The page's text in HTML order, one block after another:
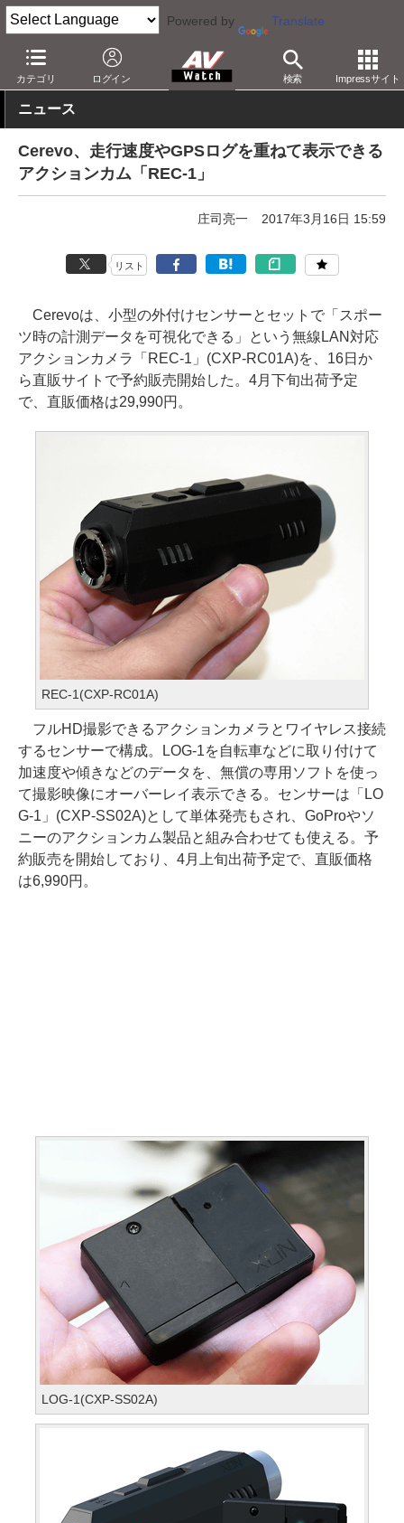
Powered by Translate
カテゴリ ログイン 検索 Impressサイト
AV Watch 製品 アクションカム
ニュース
Cerevo、走行速度やGPSログを重ねて表示できる
アクションカム「REC-1」
庄司亮一 2017年3月16日 15:59
リスト
Cerevoは、小型の外付けセンサーとセットで「スポー
ツ時の計測データを可視化できる」という無線LAN対応
アクションカメラ「REC-1」(CXP-RC01A)を、16日か
ら直販サイトで予約販売開始した。4月下旬出荷予定
で、直販価格は29,990円。
REC-1(CXP-RC01A)
フルHD撮影できるアクションカメラとワイヤレス接続
するセンサーで構成。LOG-1を自転車などに取り付けて
加速度や傾きなどのデータを、無償の専用ソフトを使っ
て撮影映像にオーバーレイ表示できる。センサーは「LO
G-1」(CXP-SS02A)として単体発売もされ、GoProやソ
ニーのアクションカム製品と組み合わせても使える。予
約販売を開始しており、4月上旬出荷予定で、直販価格
は6,990円。
LOG-1(CXP-SS02A)